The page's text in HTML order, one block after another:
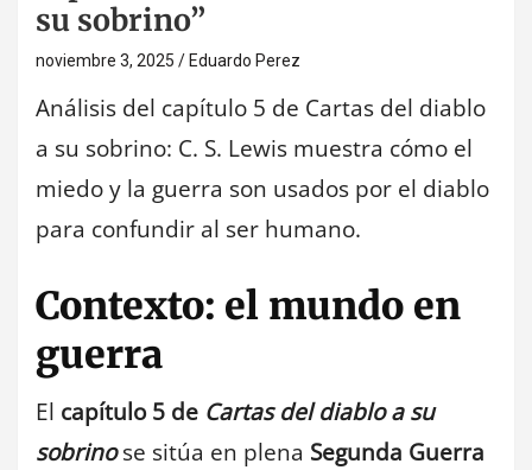
su sobrino”
noviembre 3, 2025 Eduardo Perez
Análisis del capítulo 5 de Cartas del diablo
a su sobrino: C. S. Lewis muestra cómo el
miedo y la guerra son usados por el diablo
para confundir al ser humano.
Contexto: el mundo en
guerra
El capítulo 5 de Cartas del diablo a su
sobrinose sitúa en plena Segunda Guerra